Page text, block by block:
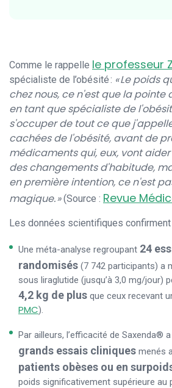
Comme le rappelle le professeur
spécialiste de l’obésité : « Le poids
chez nous, ce n'est que la pointe
en tant que spécialiste de
s'occuper de tout ce que
cachées de l'obésité, avant de
médicaments qui, eux, vont
des changements d'habitude,
en première intention, ce n'est
magique. »(Source : Revue
Les données scientifiques
Une méta-analyse regroupant 24
randomisés (7 742 participants) a
sous liraglutide (jusqu’à 3,0 mg/jour)
4,2 kg de plus que ceux recevant
PMC).
Par ailleurs, l’efficacité de Saxenda®
grands essais cliniques menés
patients obèses ou en
poids significativement supérieure au